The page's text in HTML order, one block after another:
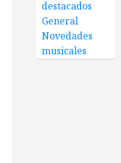
destacados
General
Novedades
musicales